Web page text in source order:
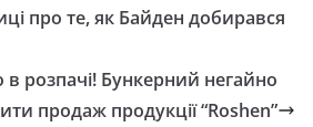
про те, як Байден добирався
розпачі! Бункерний негайно
продаж продукції “Roshen”